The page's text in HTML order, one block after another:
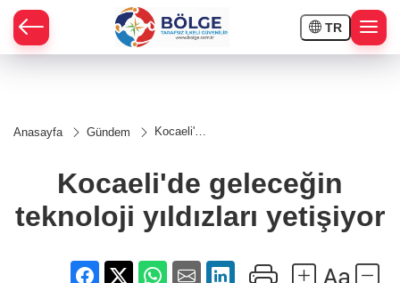
TR
Anasayfa Gündem
Kocaeli'de
yıldızları
yetişiyor
Kocaeli'de geleceğin
teknoloji yıldızları yetişiyor